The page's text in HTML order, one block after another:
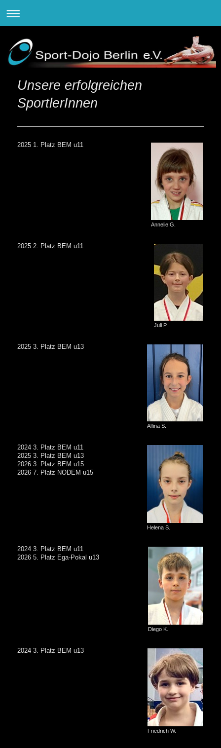
Unsere erfolgreichen
SportlerInnen
Annelie G.
2025 1. Platz BEM u11
Juli P.
2025 2. Platz BEM u11
Alfina S.
2025 3. Platz BEM u13
Helena S.
2024 3. Platz BEM u11
2025 3. Platz BEM u13
2026 3. Platz BEM u15
2026 7. Platz NODEM u15
Diego K.
2024 3. Platz BEM u11
2026 5. Platz Ega-Pokal u13
Friedrich W.
2024 3. Platz BEM u13